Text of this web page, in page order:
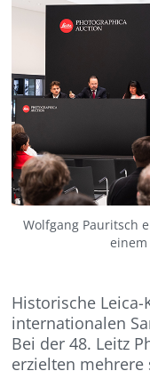
Wolfgang Pauritsch
einem
Historische
internationalen
Bei der 48. Leitz
erzielten